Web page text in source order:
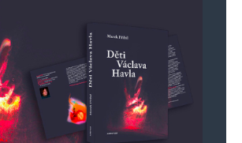
jméno, e-mail a webovou stránku pro budoucí
komentářích e-mailem.